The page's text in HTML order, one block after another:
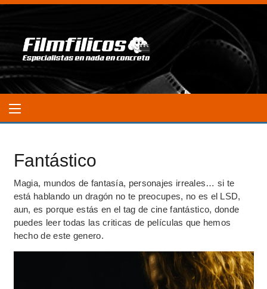
Fantástico
Magia, mundos de fantasía, personajes irreales… si te
está hablando un dragón no te preocupes, no es el LSD,
aun, es porque estás en el tag de cine fantástico, donde
puedes leer todas las criticas de películas que hemos
hecho de este genero.